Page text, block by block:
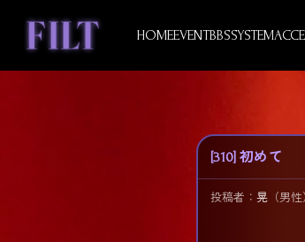
content
HOMEEVENTBBSSYSTEM
[310] 初めて
投稿者： 晃 （男性